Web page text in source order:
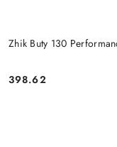
Zhik Buty 130
Cena:
398.62